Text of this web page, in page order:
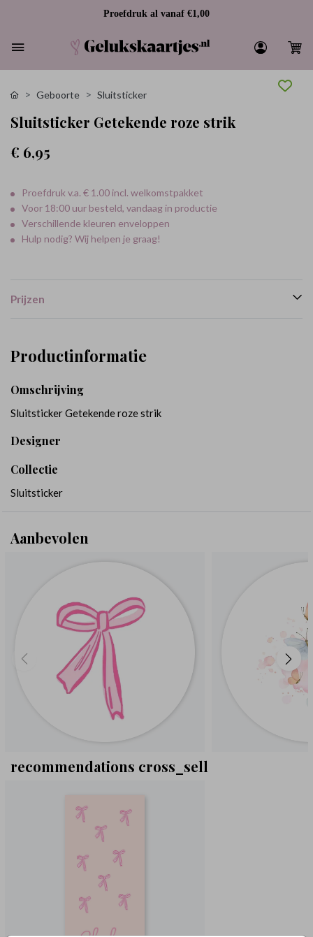
Proefdruk al vanaf €1,00
Geboorte Sluitsticker
Sluitsticker Getekende roze strik
€ 6,95
Proefdruk v.a. € 1.00 incl. welkomstpakket
Voor 18:00 uur besteld, vandaag in productie
Verschillende kleuren enveloppen
Hulp nodig? Wij helpen je graag!
Prijzen
Productinformatie
Omschrijving
Sluitsticker Getekende roze strik
Designer
Collectie
Sluitsticker
Aanbevolen
recommendations cross_sell